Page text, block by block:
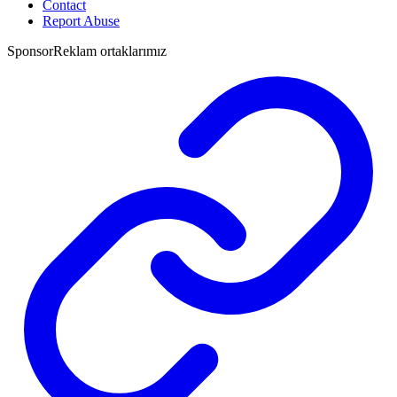
Contact
Report Abuse
SponsorReklam ortaklarımız